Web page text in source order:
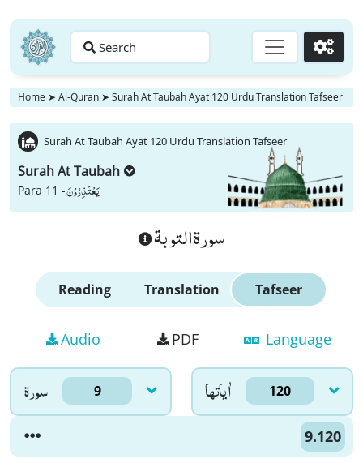
Search Go
Home ➤ Al-Quran ➤ Surah At Taubah Ayat 120 Urdu Translation Tafseer
Surah At Taubah Ayat 120 Urdu Translation Tafseer
Surah At Taubah
Para 11 -یَعْتَذِرُوْنَ
سورة التوبة
Reading Translation Tafseer
Audio PDF Language
سورۃ 9 اٰياتها 120
9.120